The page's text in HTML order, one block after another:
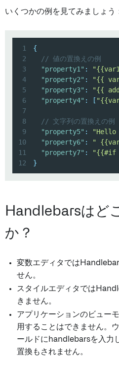
いくつかの例を見てみましょう
1
{
2
// 値の置換えの例
3
"property1" :
4
"property2" : "{{
5
"property3" : "{{
6
"property4" : [
7
8
// 文字列の置換えの例
9
"property5" :
10
"property6" : "
11
"property7" : "{{#if
12
}
Handlebarsはど
か？
変数エディタでは
せん。
スタイルエディタでは
きません。
アプリケーションのビュー
用することはできません。
ールドにhandlebarsを入力
置換もされません。